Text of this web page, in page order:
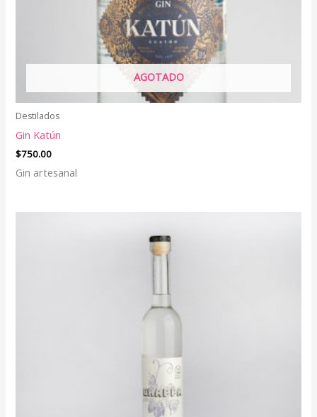
AGOTADO
Destilados
Gin Katún
$750.00
Gin artesanal